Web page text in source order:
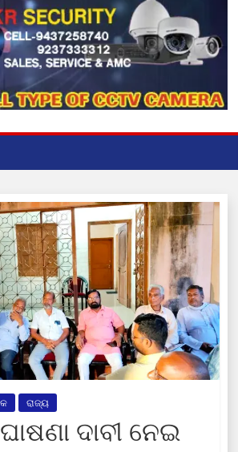
ରାଜ୍ୟ
ଦାବୀ ନେଇ